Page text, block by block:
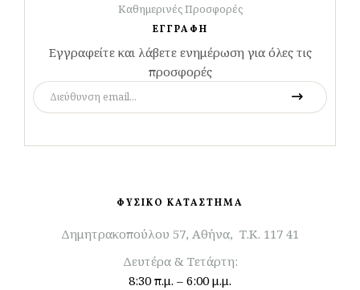
Καθημερινές Προσφορές
ΕΓΓΡΑΦΗ
Εγγραφείτε και λάβετε ενημέρωση για όλες τις
προσφορές
ΦΥΣΙΚΟ ΚΑΤΑΣΤΗΜΑ
Δημητρακοπούλου 57, Αθήνα, Τ.Κ. 117 41
Δευτέρα & Τετάρτη:
8:30 π.μ. – 6:00 μ.μ.